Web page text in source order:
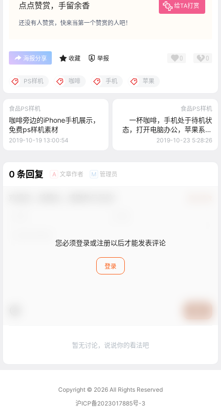
点点赞赏，手留余香 给TA打赏
还没有人赞赏，快来当第一个赞赏的人吧！
海报分享 收藏 举报 0 0
PS样机 咖啡 手机 苹果
食品PS样机
咖啡旁边的iPhone手机展示，
免费ps样机素材
2019-10-19 13:00:54
食品PS样机
一杯咖啡，手机处于待机状
态，打开电脑办公，苹果系列
样机素材
2019-10-23 5:28:26
0 条回复 A 文章作者 M 管理员
您必须登录或注册以后才能发表评论
登录
暂无讨论，说说你的看法吧
Copyright © 2026 All Rights Reserved
沪ICP备2023017885号-3